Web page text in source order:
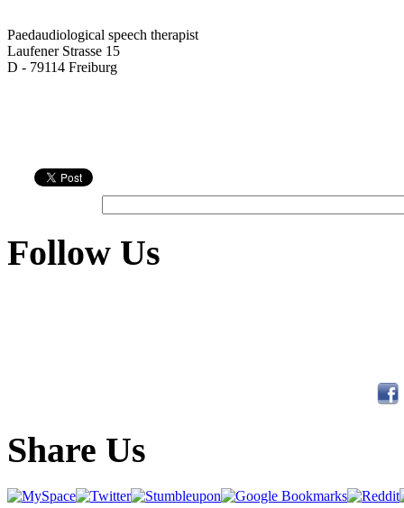
Paedaudiological speech therapist
Laufener Strasse 15
D - 79114 Freiburg
Follow Us
Share Us